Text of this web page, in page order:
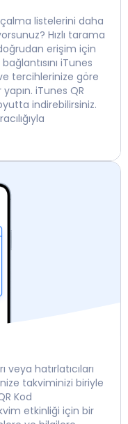
çalma listelerini daha
Hızlı tarama
erişim için
iTunes
tercihlerinize göre
iTunes QR
indirebilirsiniz.
veya hatırlatıcıları
takviminizi biriyle
Kod
etkinliği için bir